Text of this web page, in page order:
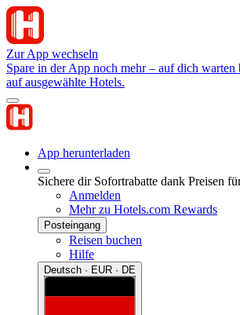
Zur App wechseln
Spare in der App noch mehr – auf dich warten
auf ausgewählte Hotels.
App herunterladen
Sichere dir Sofortrabatte dank Preisen
Anmelden
Mehr zu Hotels.com Rewards
Posteingang
Reisen buchen
Hilfe
Deutsch · EUR · DE